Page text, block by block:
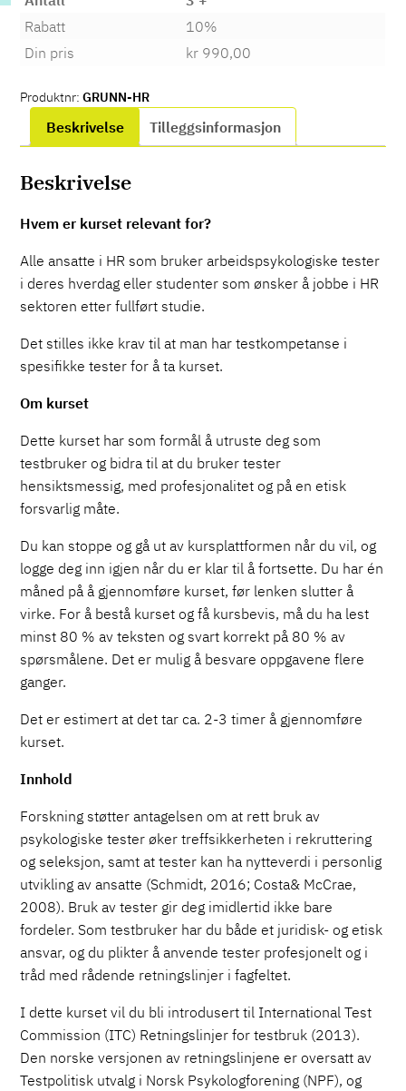
s
H
R
æ
r
g
t
a
l
Rabatt
10%
Din pris
kr 990,00
Produktnr:GRUNN-HR
Beskrivelse Tilleggsinformasjon
Beskrivelse
Hvem er kurset relevant for?
Alle ansatte i HR som bruker arbeidspsykologiske tester
i deres hverdag eller studenter som ønsker å jobbe i HR
sektoren etter fullført studie.
Det stilles ikke krav til at man har testkompetanse i
spesifikke tester for å ta kurset.
Om kurset
Dette kurset har som formål å utruste deg som
testbruker og bidra til at du bruker tester
hensiktsmessig, med profesjonalitet og på en etisk
forsvarlig måte.
Du kan stoppe og gå ut av kursplattformen når du vil, og
logge deg inn igjen når du er klar til å fortsette. Du har én
måned på å gjennomføre kurset, før lenken slutter å
virke. For å bestå kurset og få kursbevis, må du ha lest
minst 80 % av teksten og svart korrekt på 80 % av
spørsmålene. Det er mulig å besvare oppgavene flere
ganger.
Det er estimert at det tar ca. 2-3 timer å gjennomføre
kurset.
Innhold
Forskning støtter antagelsen om at rett bruk av
psykologiske tester øker treffsikkerheten i rekruttering
og seleksjon, samt at tester kan ha nytteverdi i personlig
utvikling av ansatte (Schmidt, 2016; Costa& McCrae,
2008). Bruk av tester gir deg imidlertid ikke bare
fordeler. Som testbruker har du både et juridisk- og etisk
ansvar, og du plikter å anvende tester profesjonelt og i
tråd med rådende retningslinjer i fagfeltet.
I dette kurset vil du bli introdusert til International Test
Commission (ITC) Retningslinjer for testbruk (2013).
Den norske versjonen av retningslinjene er oversatt av
Testpolitisk utvalg i Norsk Psykologforening (NPF), og